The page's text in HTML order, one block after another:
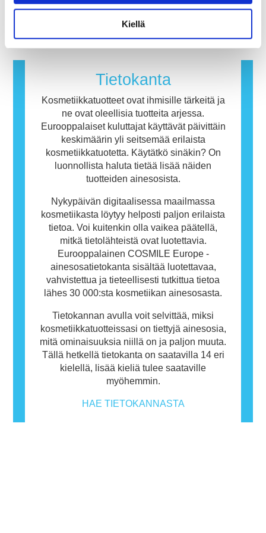
Kiellä
hormonitoimintaa häiritsevät ominaisuudet.
immuunijärjestelmä reagoi aineisiin, jotka ovat
useimmille ihmisille vaarattomia. Allergisen
allergeeniksi. Kosmetiikka- ja
sisältää ainesosia, jotka voivat olla joillekin
ihmisille allergisoivia. Tämä ei kuitenkaan
tarkoita, ettei muiden olisi turvallista käyttää
Lue lisää
Tietokanta
Kosmetiikkatuotteet ovat ihmisille tärkeitä ja
ne ovat oleellisia tuotteita arjessa.
Eurooppalaiset kuluttajat käyttävät päivittäin
keskimäärin yli seitsemää erilaista
kosmetiikkatuotetta. Käytätkö sinäkin? On
luonnollista haluta tietää lisää näiden
tuotteiden ainesosista.
Nykypäivän digitaalisessa maailmassa
kosmetiikasta löytyy helposti paljon erilaista
tietoa. Voi kuitenkin olla vaikea päätellä,
mitkä tietolähteistä ovat luotettavia.
Eurooppalainen COSMILE Europe -
ainesosatietokanta sisältää luotettavaa,
vahvistettua ja tieteellisesti tutkittua tietoa
lähes 30 000:sta kosmetiikan ainesosasta.
Tietokannan avulla voit selvittää, miksi
kosmetiikkatuotteissasi on tiettyjä ainesosia,
mitä ominaisuuksia niillä on ja paljon muuta.
Tällä hetkellä tietokanta on saatavilla 14 eri
kielellä, lisää kieliä tulee saataville
myöhemmin.
HAE TIETOKANNASTA